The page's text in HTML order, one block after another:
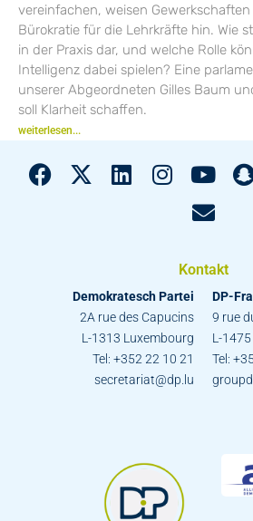
vereinfachen, weisen
Bürokratie für die Lehrkräfte hin. Wie
in der Praxis dar, und welche Rolle
Intelligenz dabei spielen? Eine
unserer Abgeordneten Gilles Baum
soll Klarheit schaffen.
weiterlesen...
Kontakt
Demokratesch Partei
2A rue des Capucins
L-1313 Luxembourg
Tel: +352 22 10 21
secretariat@dp.lu
DP-
9 rue
L-
Tel: